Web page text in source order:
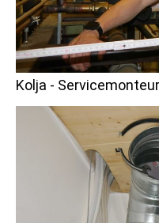
Kolja - Servicemonteur